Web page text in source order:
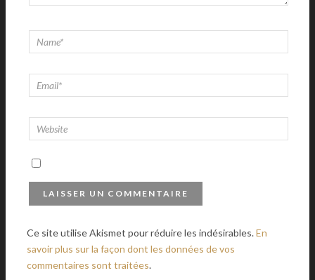
Ce site utilise Akismet pour réduire les indésirables.En
savoir plus sur la façon dont les données de vos
commentaires sont traitées.